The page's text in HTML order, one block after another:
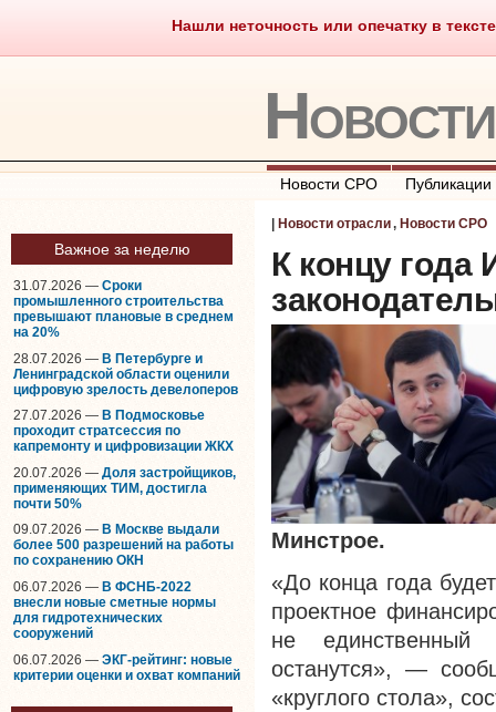
Нашли неточность или опечатку в
Саморегулирование Что
Новости СРО Публикации
Важное за неделю
31.07.2026 — Сроки
промышленного строительства
превышают плановые в среднем
на 20%
28.07.2026 — В Петербурге и
Ленинградской области оценили
цифровую зрелость девелоперов
27.07.2026 — В Подмосковье
проходит стратсессия по
капремонту и цифровизации ЖКХ
20.07.2026 — Доля застройщиков,
применяющих ТИМ, достигла
почти 50%
09.07.2026 — В Москве выдали
более 500 разрешений на работы
по сохранению ОКН
06.07.2026 — В ФСНБ-2022
внесли новые сметные нормы
для гидротехнических
сооружений
06.07.2026 — ЭКГ-рейтинг: новые
критерии оценки и охват компаний
Новости отрасли, Новости СРО
К концу
Минстрое.
«До конца года
проектное
не единственный
останутся», —
«круглого стола»,